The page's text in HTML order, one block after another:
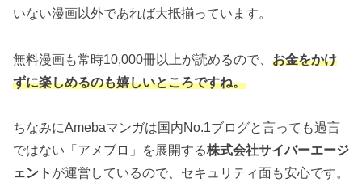
いない漫画以外であれば大抵揃っています。
無料漫画も常時10,000冊以上が読めるので、 お金をかけ
ずに楽しめるのも嬉しいところですね。
ちなみにAmebaマンガは国内No.1ブログと言っても過言
ではない「アメブロ」を展開する株式会社サイバーエージ
ェント が運営しているので、セキュリティ面も安心です。